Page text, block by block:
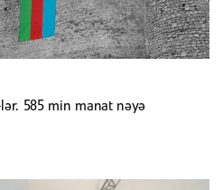
lər. 585 min manat nəyə